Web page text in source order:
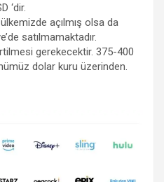
‘dir.
açılmış olsa da
satılmamaktadır.
gerekecektir. 375-400
dolar kuru üzerinden.